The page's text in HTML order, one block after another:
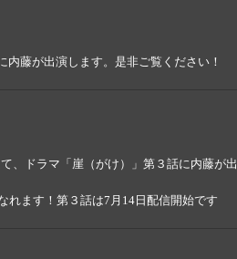
藤が出演します。是非ご覧ください！
、ドラマ「崖（がけ）」第３話に内藤が出
れます！第３話は7月14日配信開始です